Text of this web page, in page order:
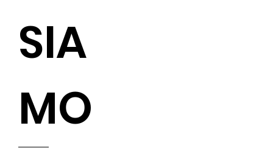
SIA
MO